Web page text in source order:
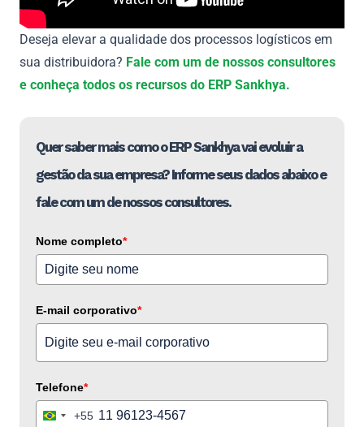
Deseja elevar a qualidade dos processos logísticos em
sua distribuidora? Fale com um de nossos consultores
e conheça todos os recursos do ERP Sankhya.
Quer saber mais como o ERP Sankhya vai evoluir a
gestão da sua empresa? Informe seus dados abaixo e
fale com um de nossos consultores.
Nome completo*
E-mail corporativo*
Telefone*
Brazil+55